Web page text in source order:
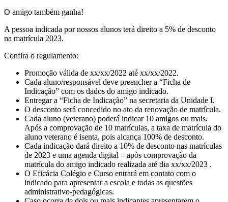
O amigo também ganha!
A pessoa indicada por nossos alunos terá direito a 5% de desconto
na matrícula 2023.
Confira o regulamento:
Promoção válida de xx/xx/2022 até xx/xx/2022.
Cada aluno/responsável deve preencher a “Ficha de
Indicação” com os dados do amigo indicado.
Entregar a “Ficha de Indicação” na secretaria da Unidade I.
O desconto será concedido no ato da renovação de matrícula.
Cada aluno (veterano) poderá indicar 10 amigos ou mais.
Após a comprovação de 10 matrículas, a taxa de matrícula do
aluno veterano é isenta, pois alcança 100% de desconto.
Cada indicação dará direito a 10% de desconto nas matrículas
de 2023 e uma agenda digital – após comprovação da
matrícula do amigo indicado realizada até dia xx/xx/2023 .
O Eficácia Colégio e Curso entrará em contato com o
indicado para apresentar a escola e todas as questões
administrativo-pedagógicas.